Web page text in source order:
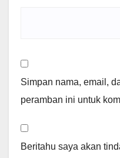
Simpan nama, email,
peramban ini untuk
Beritahu saya akan